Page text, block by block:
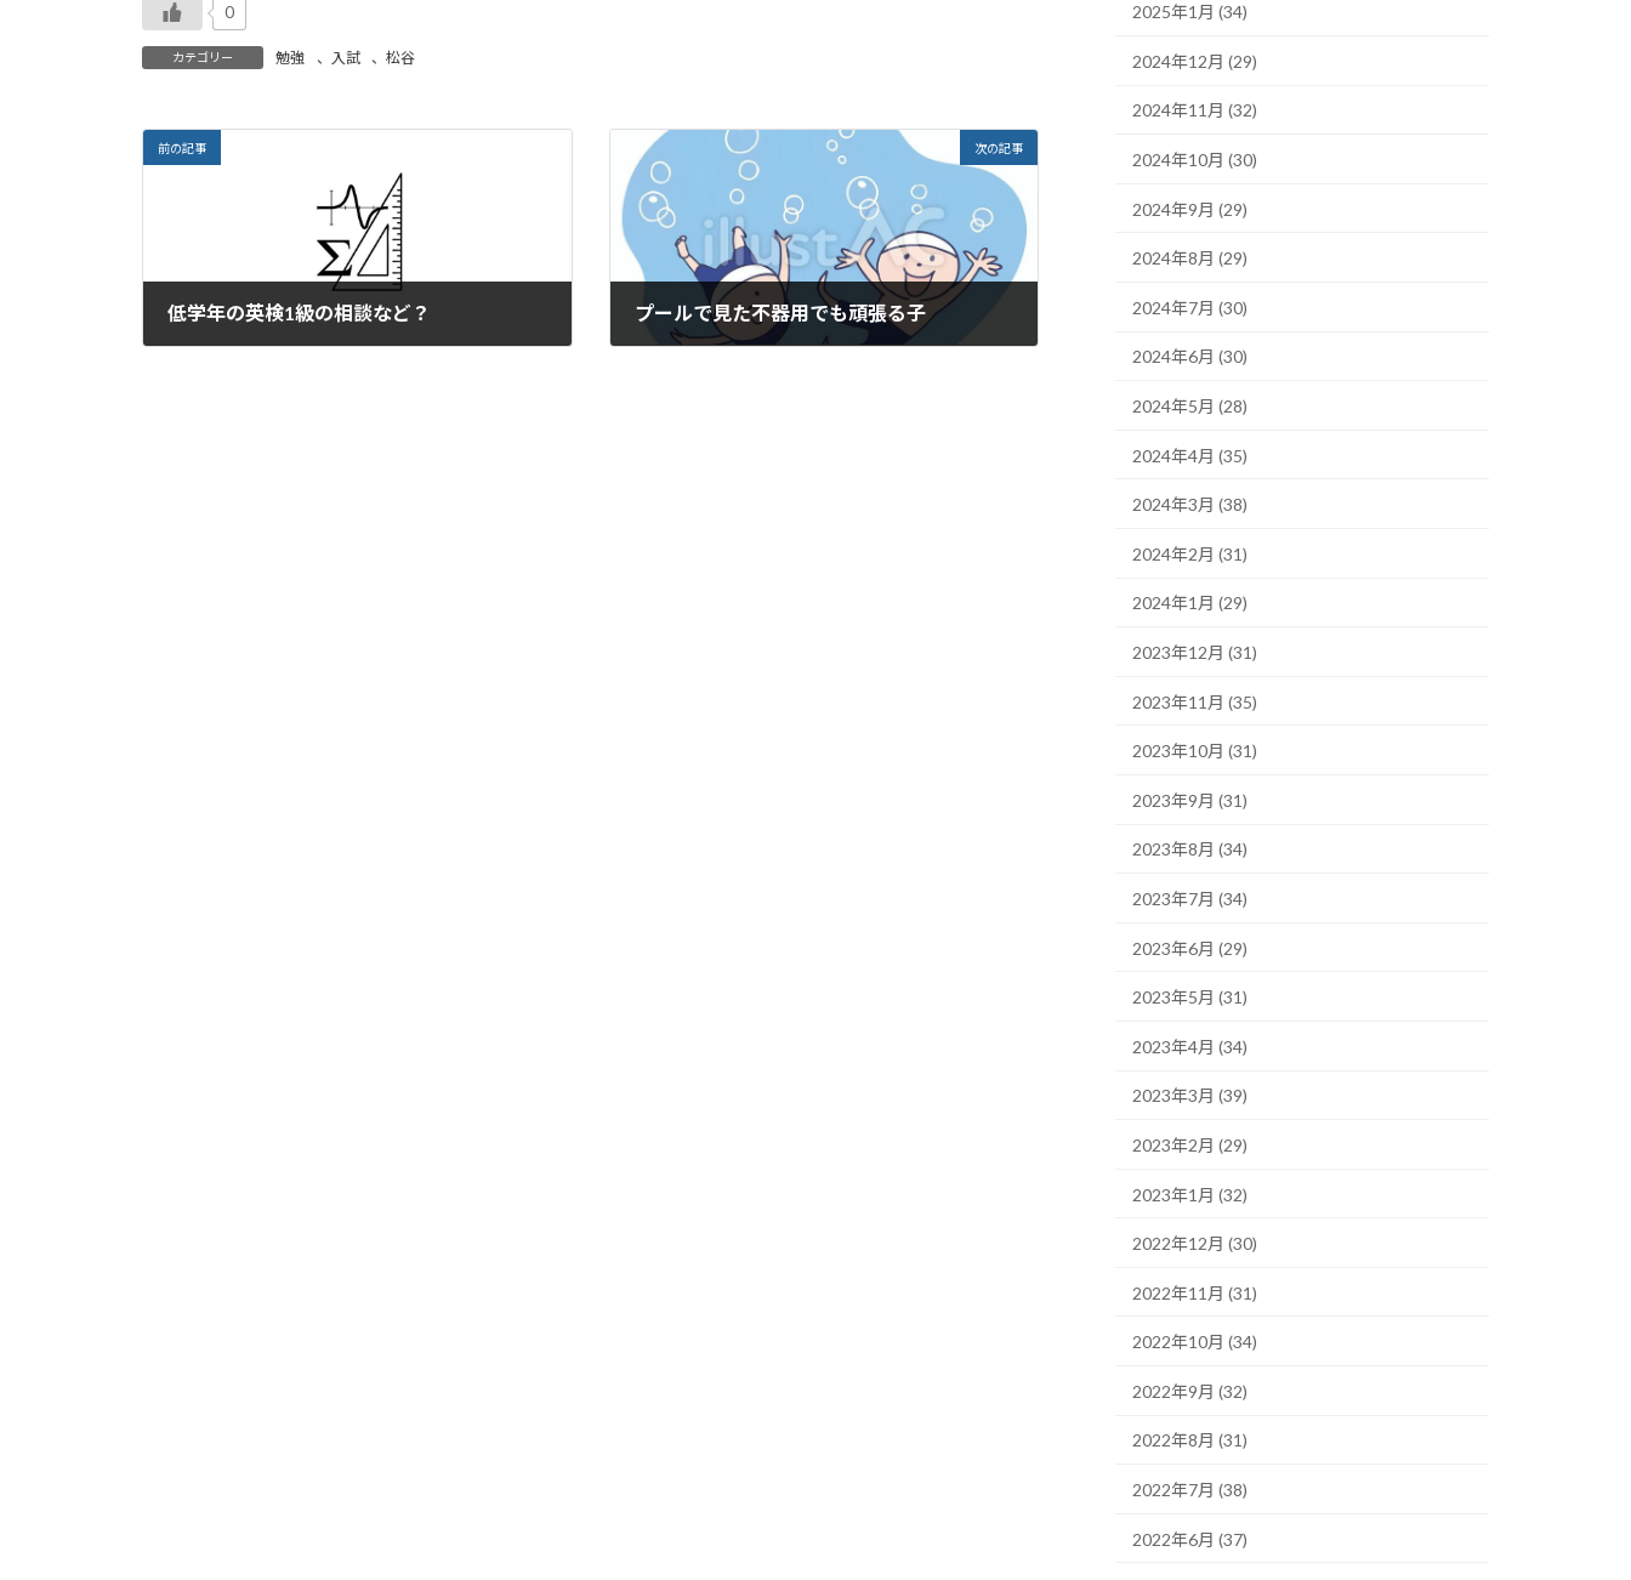
0
カテゴリー 勉強 、 入試 、松谷
前の記事
低学年の英検1級の相談など？
次の記事
プールで見た不器用でも頑張る子
2025年1月 (34)
2024年12月 (29)
2024年11月 (32)
2024年10月 (30)
2024年9月 (29)
2024年8月 (29)
2024年7月 (30)
2024年6月 (30)
2024年5月 (28)
2024年4月 (35)
2024年3月 (38)
2024年2月 (31)
2024年1月 (29)
2023年12月 (31)
2023年11月 (35)
2023年10月 (31)
2023年9月 (31)
2023年8月 (34)
2023年7月 (34)
2023年6月 (29)
2023年5月 (31)
2023年4月 (34)
2023年3月 (39)
2023年2月 (29)
2023年1月 (32)
2022年12月 (30)
2022年11月 (31)
2022年10月 (34)
2022年9月 (32)
2022年8月 (31)
2022年7月 (38)
2022年6月 (37)